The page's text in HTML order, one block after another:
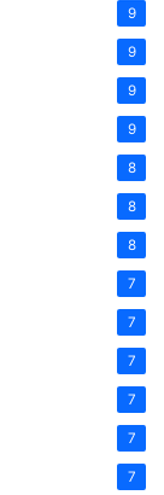
9
9
9
9
8
8
8
7
7
7
7
7
7